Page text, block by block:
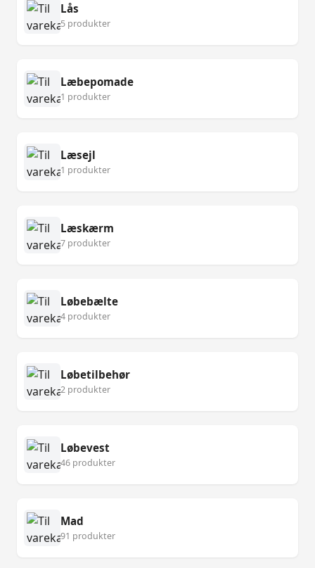
Lås
5 produkter
Læbepomade
1 produkter
Læsejl
1 produkter
Læskærm
7 produkter
Løbebælte
4 produkter
Løbetilbehør
2 produkter
Løbevest
46 produkter
Mad
91 produkter